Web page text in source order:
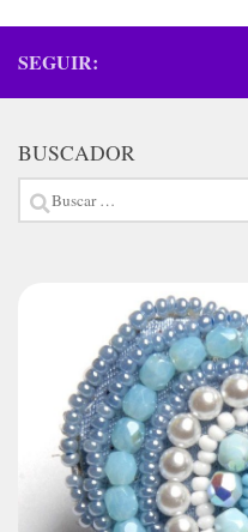
SEGUIR:
BUSCADOR
Buscar: